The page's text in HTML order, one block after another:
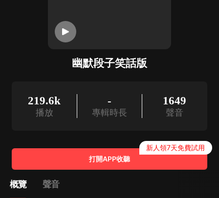
幽默段子笑話版
219.6k
播放
-
專輯時長
1649
聲音
打開APP收聽
新人領7天免費試用
概覽 聲音